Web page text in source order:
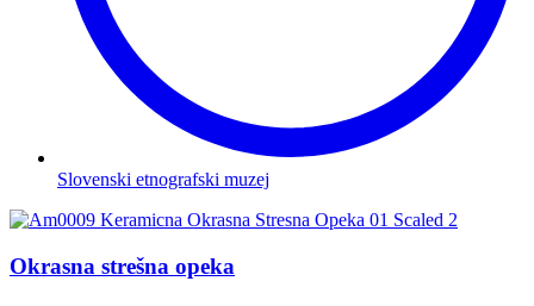
Slovenski etnografski muzej
Okrasna strešna opeka